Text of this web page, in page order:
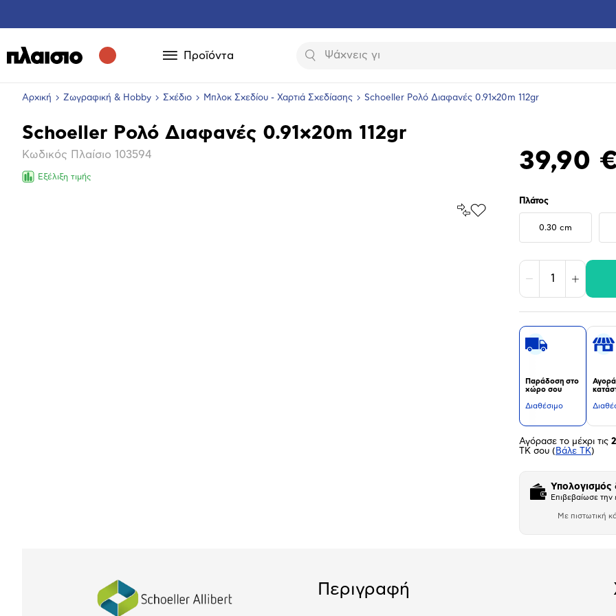
Προϊόντα Αναζήτηση
Αρχική Ζωγραφική & Hobby Σχέδιο Μπλοκ Σχεδίου - Χαρτιά Σχεδίασης Schoeller Ρολό Διαφανές 0.91x20m 112gr
Βασικά
χαρακτηριστικά
Schoeller Ρολό Διαφανές 0.91x20m 112gr
Κωδικός Πλαίσιο 103594
Εξέλιξη τιμής
Σύγκρινέ
Προσθήκη
39,90
Πλάτος
0.30 cm
Μείωση Αύξηση
Παράδοση στο
χώρο σου
Διαθέσιμο
Αγόρασε το μέχρι τις
ΤΚ σου ( Βάλε ΤΚ)
Επιβεβαίωσε
Με πιστωτική
Περιγραφή